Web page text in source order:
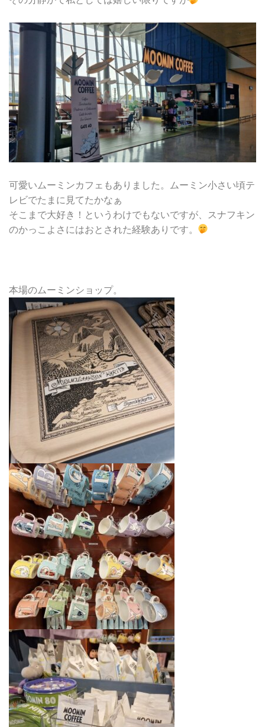
可愛いムーミンカフェもありました。ムーミン小さい頃テ
レビでたまに見てたかなぁ
そこまで大好き！というわけでもないですが、スナフキン
のかっこよさにはおとされた経験ありです。
本場のムーミンショップ。